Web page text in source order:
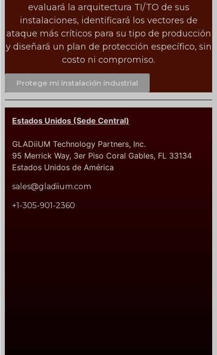
evaluará la arquitectura TI/TO de sus
instalaciones, identificará los vectores de
ataque más críticos para su tipo de producción
y diseñará un plan de protección específico, sin
costo ni compromiso.
Protege mi instalación industrial
Estados Unidos (Sede Central)
GLADiiUM Technology Partners, Inc.
95 Merrick Way, 3er Piso Coral Gables, FL 33134
Estados Unidos de América
sales@gladiium.com
+1-305-901-2360